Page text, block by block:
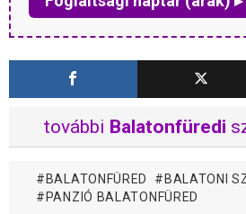
további Balatonfüredi
BALATONFÜRED
BALATONI
PANZIÓ BALATONFÜRED